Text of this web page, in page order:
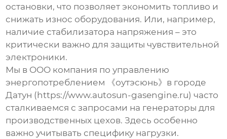
остановки, что позволяет экономить топливо и
снижать износ оборудования. Или, например,
наличие стабилизатора напряжения – это
критически важно для защиты чувствительной
электроники.
Мы в OOO компания по управлению
энергопотреблением 《оутэсюнь》в городе
Датун (https://www.autosun-gasengine.ru) часто
сталкиваемся с запросами на генераторы для
производственных цехов. Здесь особенно
важно учитывать специфику нагрузки.